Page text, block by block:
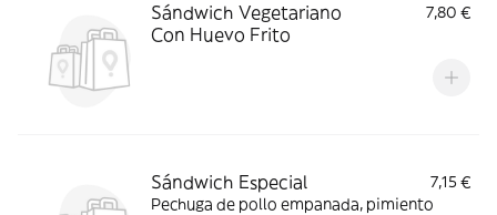
Sándwich Vegetariano
Con Huevo Frito
7,80 €
Sándwich Especial
7,15 €
Pechuga de pollo empanada, pimiento